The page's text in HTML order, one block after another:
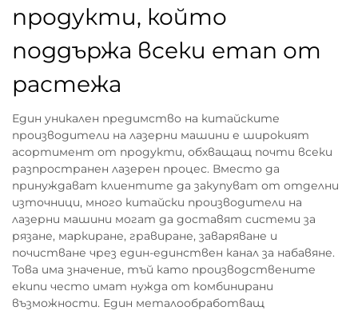
продукти, който
поддържа всеки етап от
растежа
Един уникален предимство на китайските
производители на лазерни машини е широкият
асортимент от продукти, обхващащ почти всеки
разпространен лазерен процес. Вместо да
принуждават клиентите да закупуват от отделни
източници, много китайски производители на
лазерни машини могат да доставят системи за
рязане, маркиране, гравиране, заваряване и
почистване чрез един-единствен канал за набавяне.
Това има значение, тъй като производствените
екипи често имат нужда от комбинирани
възможности. Един металообработващ